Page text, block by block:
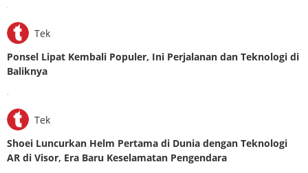
.
Tek
Ponsel Lipat Kembali Populer, Ini Perjalanan dan Teknologi di
Baliknya
.
Tek
Shoei Luncurkan Helm Pertama di Dunia dengan Teknologi
AR di Visor, Era Baru Keselamatan Pengendara